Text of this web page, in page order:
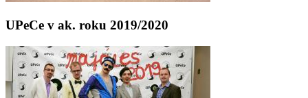
UPeCe v ak. roku 2019/2020